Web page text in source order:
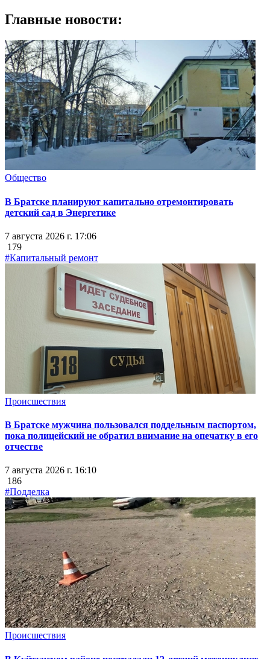
Главные новости:
Общество
В Братске планируют капитально отремонтировать
детский сад в Энергетике
7 августа 2026 г. 17:06
179
#Капитальный ремонт
Происшествия
В Братске мужчина пользовался поддельным паспортом,
пока полицейский не обратил внимание на опечатку в его
отчестве
7 августа 2026 г. 16:10
186
#Подделка
Происшествия